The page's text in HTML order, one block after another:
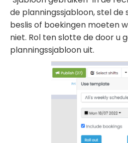
de planningssjabloon, stel
beslis of boekingen moeten
niet. Rol ten slotte de door u
planningssjabloon uit.